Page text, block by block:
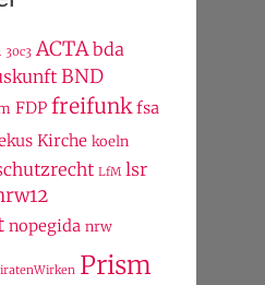
30c3 ACTA bda
BND
FDP freifunk fsa
Kirche koeln
LfM lsr
nopegida nrw
Prism